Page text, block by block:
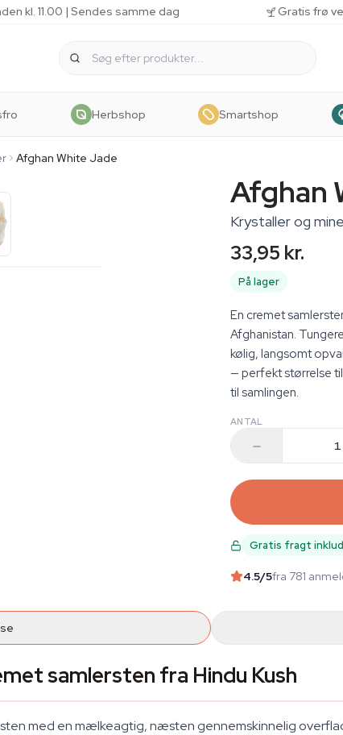
kl. 11.00 | Sendes samme dag Gratis frø
Herbshop Smartshop
Afghan White Jade
Afghan
Krystaller og
33,95 kr.
På lager
En cremet
Afghanistan.
kølig, langsomt
— perfekt størrelse
til samlingen.
ANTAL
Gratis fragt
4.5/5fra 781
samlersten fra Hindu Kush
med en mælkeagtig, næsten gennemskinnelig